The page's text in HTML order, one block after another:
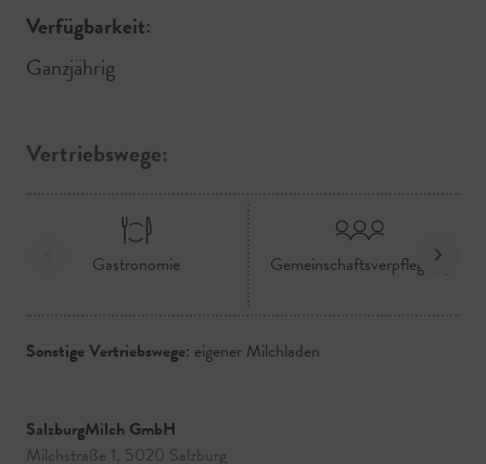
Verfügbarkeit:
Ganzjährig
Vertriebswege:
Gastronomie Gemeinschaftsverpflegung
Sonstige Vertriebswege: eigener Milchladen
SalzburgMilch GmbH
Milchstraße 1, 5020 Salzburg